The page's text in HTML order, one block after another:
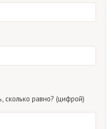
сколько равно? (цифрой)